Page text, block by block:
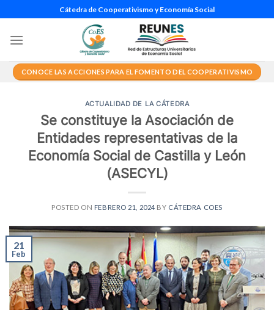
al
contenido
Cátedra de Cooperativismo y Economía Social
CONOCE LAS ACCIONES PARA EL FOMENTO DEL COOPERATIVISMO
ACTUALIDAD DE LA CÁTEDRA
Se constituye la Asociación de
Entidades representativas de la
Economía Social de Castilla y León
(ASECYL)
POSTED ON FEBRERO 21, 2024 BY CÁTEDRA COES
21
Feb